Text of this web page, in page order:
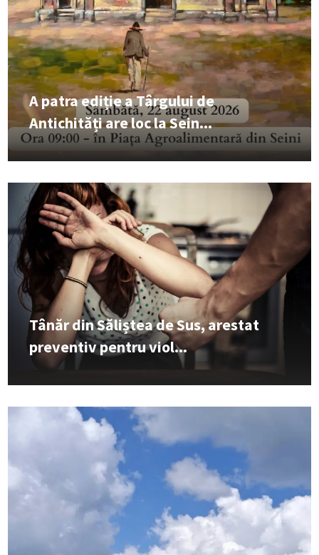
A patra ediție a Târgului de
Antichități are loc la Sein...
Tânăr din Săliștea de Sus, arestat
preventiv pentru viol...